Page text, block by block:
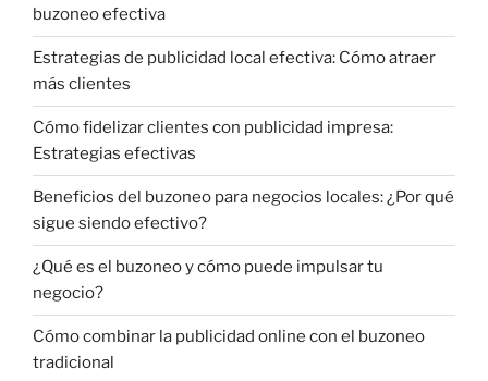
buzoneo efectiva
Estrategias de publicidad local efectiva: Cómo atraer
más clientes
Cómo fidelizar clientes con publicidad impresa:
Estrategias efectivas
Beneficios del buzoneo para negocios locales: ¿Por qué
sigue siendo efectivo?
¿Qué es el buzoneo y cómo puede impulsar tu
negocio?
Cómo combinar la publicidad online con el buzoneo
tradicional